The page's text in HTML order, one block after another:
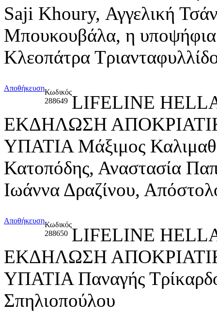
Saji Khoury, Αγγελική
Μπουκουβάλα, η υποψήφια
Κλεοπάτρα
ΑποθήκευσηΚωδικός
288649 LIFELINE
ΕΚΔΗΛΩΣΗ
ΥΠΑΤΙΑ Μάξιμος
Κατοπόδης, Αναστασία
Ιωάννα Δραζίνου,
ΑποθήκευσηΚωδικός
288650 LIFELINE
ΕΚΔΗΛΩΣΗ
ΥΠΑΤΙΑ Παναγής
Σπηλιοπούλου